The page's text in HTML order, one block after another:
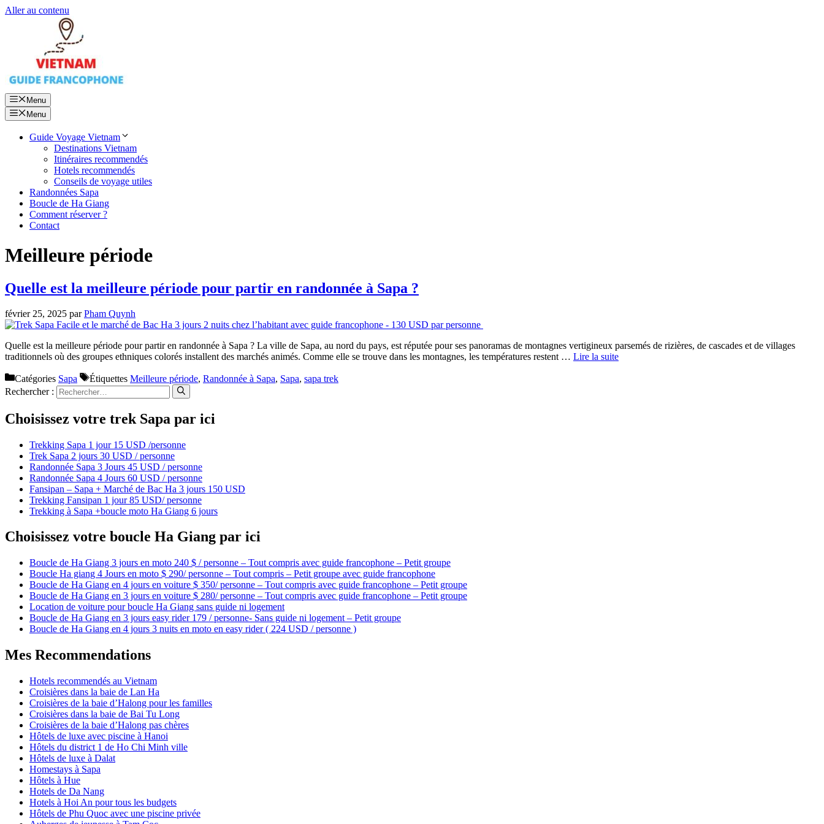
Aller au contenu
Menu
Menu
Guide Voyage Vietnam
Destinations Vietnam
Itinéraires recommendés
Hotels recommendés
Conseils de voyage utiles
Randonnées Sapa
Boucle de Ha Giang
Comment réserver ?
Contact
Meilleure période
Quelle est la meilleure période pour partir en randonnée à Sapa ?
février 25, 2025 parPham Quynh
Quelle est la meilleure période pour partir en randonnée à Sapa ? La ville de Sapa, au nord du pays, est réputée pour ses panoramas de montagnes vertigineux parsemés de rizières, de cascades et de villages
traditionnels où des groupes ethniques colorés installent des marchés animés. Comme elle se trouve dans les montagnes, les températures restent … Lire la suite
Catégories Sapa Étiquettes Meilleure période, Randonnée à Sapa, Sapa, sapa trek
Rechercher :
Choisissez votre trek Sapa par ici
Trekking Sapa 1 jour 15 USD /personne
Trek Sapa 2 jours 30 USD / personne
Randonnée Sapa 3 Jours 45 USD / personne
Randonnée Sapa 4 Jours 60 USD / personne
Fansipan – Sapa + Marché de Bac Ha 3 jours 150 USD
Trekking Fansipan 1 jour 85 USD/ personne
Trekking à Sapa +boucle moto Ha Giang 6 jours
Choisissez votre boucle Ha Giang par ici
Boucle de Ha Giang 3 jours en moto 240 $ / personne – Tout compris avec guide francophone – Petit groupe
Boucle Ha giang 4 Jours en moto $ 290/ personne – Tout compris – Petit groupe avec guide francophone
Boucle de Ha Giang en 4 jours en voiture $ 350/ personne – Tout compris avec guide francophone – Petit groupe
Boucle de Ha Giang en 3 jours en voiture $ 280/ personne – Tout compris avec guide francophone – Petit groupe
Location de voiture pour boucle Ha Giang sans guide ni logement
Boucle de Ha Giang en 3 jours easy rider 179 / personne- Sans guide ni logement – Petit groupe
Boucle de Ha Giang en 4 jours 3 nuits en moto en easy rider ( 224 USD / personne )
Mes Recommendations
Hotels recommendés au Vietnam
Croisières dans la baie de Lan Ha
Croisières de la baie d’Halong pour les familles
Croisières dans la baie de Bai Tu Long
Croisières de la baie d’Halong pas chères
Hôtels de luxe avec piscine à Hanoi
Hôtels du district 1 de Ho Chi Minh ville
Hôtels de luxe à Dalat
Homestays à Sapa
Hôtels à Hue
Hotels de Da Nang
Hotels à Hoi An pour tous les budgets
Hôtels de Phu Quoc avec une piscine privée